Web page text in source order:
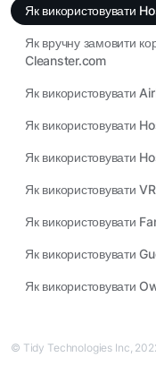
Як використовувати
Як вручну замовити
Cleanster.com
Як використовувати
Як використовувати
Як використовувати
Як використовувати
Як використовувати
Як використовувати
Як використовувати
© Tidy Technologies Inc,